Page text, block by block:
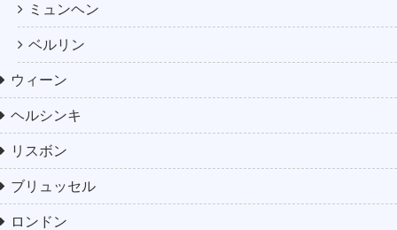
ミュンヘン
ベルリン
ウィーン
ヘルシンキ
リスボン
ブリュッセル
ロンドン